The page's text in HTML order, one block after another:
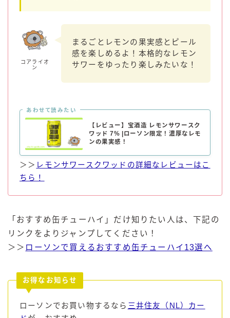
素滴しぼり
お得情報
Amazon
コラム
運営者情報
お問い合わせ
コアライオ
ン
まるごとレモンの果実感とピール
感を楽しめるよ！本格的なレモン
サワーをゆったり楽しみたいな！
あわせて読みたい
【レビュー】宝酒造 レモンサワースク
ワッド 7% |ローソン限定！濃厚なレモ
ンの果実感！
＞＞ レモンサワースクワッドの詳細なレビューはこ
ちら！
「おすすめ缶チューハイ」だけ知りたい人は、下記の
リンクをよりジャンプしてください！
＞＞ ローソンで買えるおすすめ缶チューハイ13選へ
お得なお知らせ
ローソンでお買い物するなら 三井住友（NL）カー